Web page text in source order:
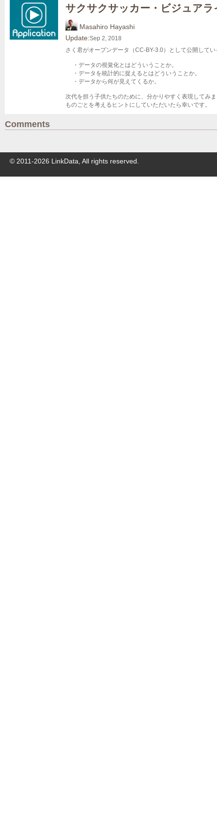
サクサクサッカー・ビジュア
Masahiro Hayashi
Update:Sep 2, 2018
さく君がオープンデータ（CC-BY-3.0）として公開して
・データの視覚化とはどういうことか。
・データを統計的に捉えるとはどういうことか。
・データから何が見えてくるか。
次代を担う子供たちのために、分かりやすく表現してみ
ものごとを考えるヒントにしていただいたら幸いです。
Comments
© 2011-2026 LinkData, All rights reserved.